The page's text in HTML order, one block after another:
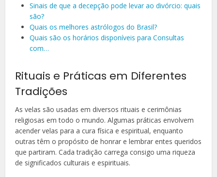
Sinais de que a decepção pode levar ao divórcio: quais
são?
Quais os melhores astrólogos do Brasil?
Quais são os horários disponíveis para Consultas
com…
Rituais e Práticas em Diferentes
Tradições
As velas são usadas em diversos rituais e cerimônias
religiosas em todo o mundo. Algumas práticas envolvem
acender velas para a cura física e espiritual, enquanto
outras têm o propósito de honrar e lembrar entes queridos
que partiram. Cada tradição carrega consigo uma riqueza
de significados culturais e espirituais.